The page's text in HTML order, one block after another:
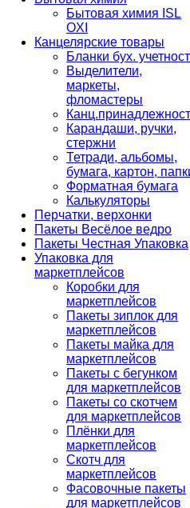
Бытовая химия ISL
OXI
Канцелярские товары
Бланки бух.
Выделители,
маркеты,
фломастеры
Карандаши, ручки,
стержни
Тетради, альбомы,
бумага, картон,
Форматная бумага
Калькуляторы
Перчатки, верхонки
Пакеты Весёлое ведро
Пакеты Честная Упаковка
Упаковка для
маркетплейсов
Коробки для
маркетплейсов
Пакеты зиплок для
маркетплейсов
Пакеты майка для
маркетплейсов
Пакеты с бегунком
для маркетплейсов
Пакеты со скотчем
для маркетплейсов
Плёнки для
маркетплейсов
Скотч для
маркетплейсов
Фасовочные пакеты
для маркетплейсов